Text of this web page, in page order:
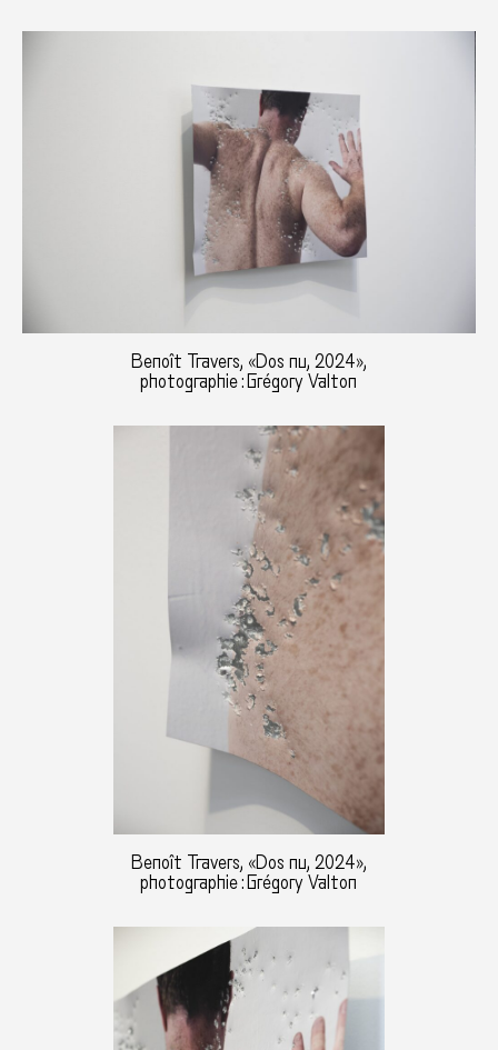
Benoît Travers, «Dos nu, 2024»,
photographie : Grégory Valton
Benoît Travers, «Dos nu, 2024»,
photographie : Grégory Valton